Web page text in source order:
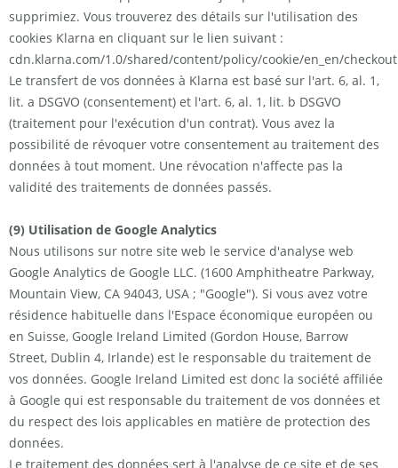
supprimiez. Vous trouverez des détails sur l'utilisation des
cookies Klarna en cliquant sur le lien suivant :
cdn.klarna.com/1.0/shared/content/policy/cookie/en_en/
Le transfert de vos données à Klarna est basé sur l'art. 6, al. 1,
lit. a DSGVO (consentement) et l'art. 6, al. 1, lit. b DSGVO
(traitement pour l'exécution d'un contrat). Vous avez la
possibilité de révoquer votre consentement au traitement des
données à tout moment. Une révocation n'affecte pas la
validité des traitements de données passés.
(9) Utilisation de Google Analytics
Nous utilisons sur notre site web le service d'analyse web
Google Analytics de Google LLC. (1600 Amphitheatre Parkway,
Mountain View, CA 94043, USA ; "Google"). Si vous avez votre
résidence habituelle dans l'Espace économique européen ou
en Suisse, Google Ireland Limited (Gordon House, Barrow
Street, Dublin 4, Irlande) est le responsable du traitement de
vos données. Google Ireland Limited est donc la société affiliée
à Google qui est responsable du traitement de vos données et
du respect des lois applicables en matière de protection des
données.
Le traitement des données sert à l'analyse de ce site et de ses